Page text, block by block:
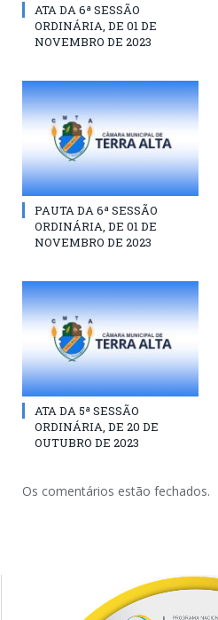
ATA DA 6ª SESSÃO
ORDINÁRIA, DE 01 DE
NOVEMBRO DE 2023
PAUTA DA 6ª SESSÃO
ORDINÁRIA, DE 01 DE
NOVEMBRO DE 2023
ATA DA 5ª SESSÃO
ORDINÁRIA, DE 20 DE
OUTUBRO DE 2023
Os comentários estão fechados.